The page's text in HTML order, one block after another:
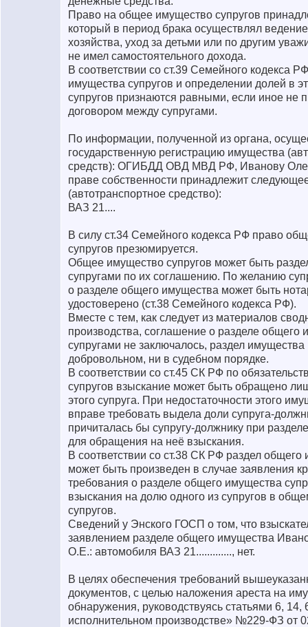
Право на общее имущество супругов
который в период брака осуществлял
хозяйства, уход за детьми или по другим
не имел самостоятельного дохода.
В соответствии со ст.39 Семейного кодекса
имущества супругов и определении долей в
супругов признаются равными, если иное не
договором между супругами.
По информации, полученной из органа,
государственную регистрацию имущества
средств): ОГИБДД ОВД МВД РФ, Иванову
праве собственности принадлежит
(автотранспортное средство):
ВАЗ 21....
В силу ст.34 Семейного кодекса РФ право
супругов презюмируется.
Общее имущество супругов может быть
супругами по их соглашению. По желанию
о разделе общего имущества может быть
удостоверено (ст.38 Семейного кодекса РФ).
Вместе с тем, как следует из материалов
производства, соглашение о разделе общего
супругами не заключалось, раздел
добровольном, ни в судебном порядке.
В соответствии со ст.45 СК РФ по
супругов взыскание может быть обращено
этого супруга. При недостаточности этого
вправе требовать выдела доли супруга-
причиталась бы супругу-должнику при
для обращения на неё взыскания.
В соответствии со ст.38 СК РФ раздел общего
может быть произведен в случае заявления
требования о разделе общего имущества
взыскания на долю одного из супругов в
супругов.
Сведений у Энского ГОСП о том, что
заявлением разделе общего имущества
О.Е.: автомобиля ВАЗ 21............., нет.
В целях обеспечения требований
документов, с целью наложения ареста на
обнаружения, руководствуясь статьями 6,
исполнительном производстве» №229-ФЗ от